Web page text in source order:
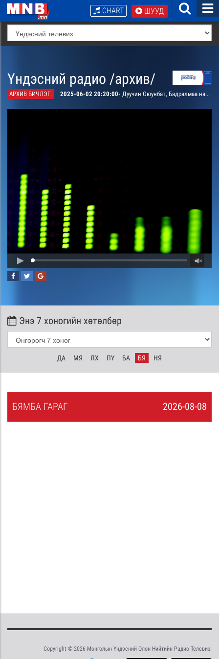
ШУУД
CHART
Үндэсний радио /архив/
АРХИВ БИЧЛЭГ: 2025-06-02 20:20:00- Дуучин Оюунбат, Бадралмаа нар дуулна.
Энэ 7 хоногийн хөтөлбөр
ДА МЯ ЛХ ПҮ БА БЯ НЯ
2026-08-08
БЯМБА ГАРАГ
Copyright © 2026 Монголын Үндэсний Олон Нийтийн Радио Телевиз.